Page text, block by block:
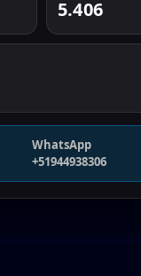
5.406
WhatsApp
+51944938306